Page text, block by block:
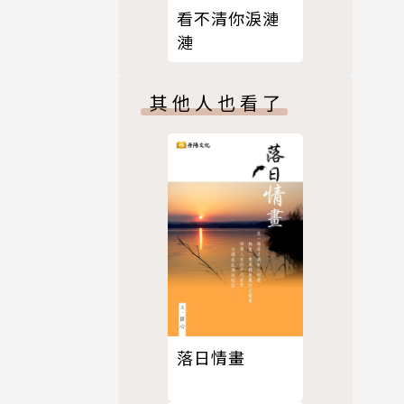
看不清你淚漣
漣
其他人也看了
落日情畫